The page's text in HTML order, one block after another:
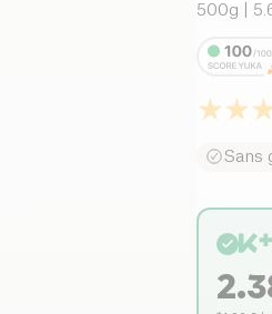
500g |
Sans